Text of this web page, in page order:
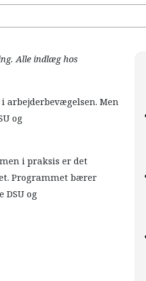
Alle indlæg hos
arbejderbevægelsen. Men
og
i praksis er det
Programmet bærer
og